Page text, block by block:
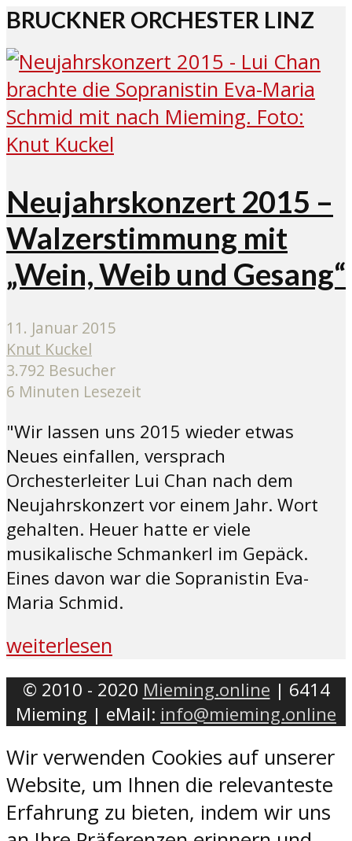
BRUCKNER ORCHESTER LINZ
Neujahrskonzert 2015 –
Walzerstimmung mit
„Wein, Weib und Gesang“
11. Januar 2015
Knut Kuckel
3.792 Besucher
6 Minuten Lesezeit
"Wir lassen uns 2015 wieder etwas
Neues einfallen, versprach
Orchesterleiter Lui Chan nach dem
Neujahrskonzert vor einem Jahr. Wort
gehalten. Heuer hatte er viele
musikalische Schmankerl im Gepäck.
Eines davon war die Sopranistin Eva-
Maria Schmid.
weiterlesen
© 2010 - 2020 Mieming.online | 6414
Mieming | eMail: info@mieming.online
Wir verwenden Cookies auf unserer
Website, um Ihnen die relevanteste
Erfahrung zu bieten, indem wir uns